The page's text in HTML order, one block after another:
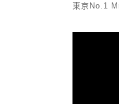
東京No.1